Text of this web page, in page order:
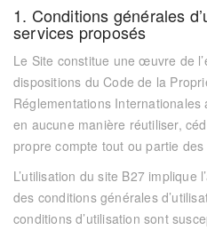
1. Conditions générales
services proposés
Le Site constitue une œuvre de
dispositions du Code de la
Réglementations Internationales
en aucune manière réutiliser,
propre compte tout ou partie
L’utilisation du site B27 implique
des conditions générales
conditions d’utilisation sont